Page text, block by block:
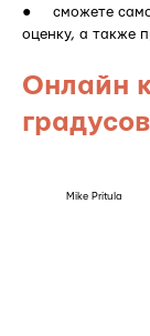
● сможете
оценку, а также
Онлайн
Mike Pritula